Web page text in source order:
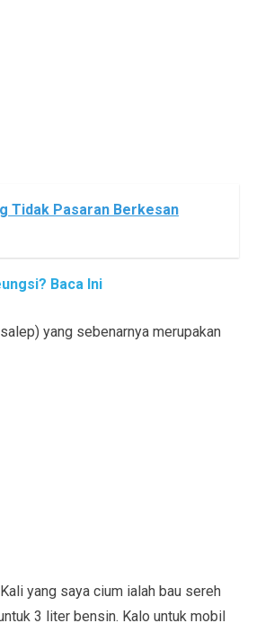
Tidak Pasaran Berkesan
Baca Ini
yang sebenarnya merupakan
yang saya cium ialah bau sereh
3 liter bensin. Kalo untuk mobil